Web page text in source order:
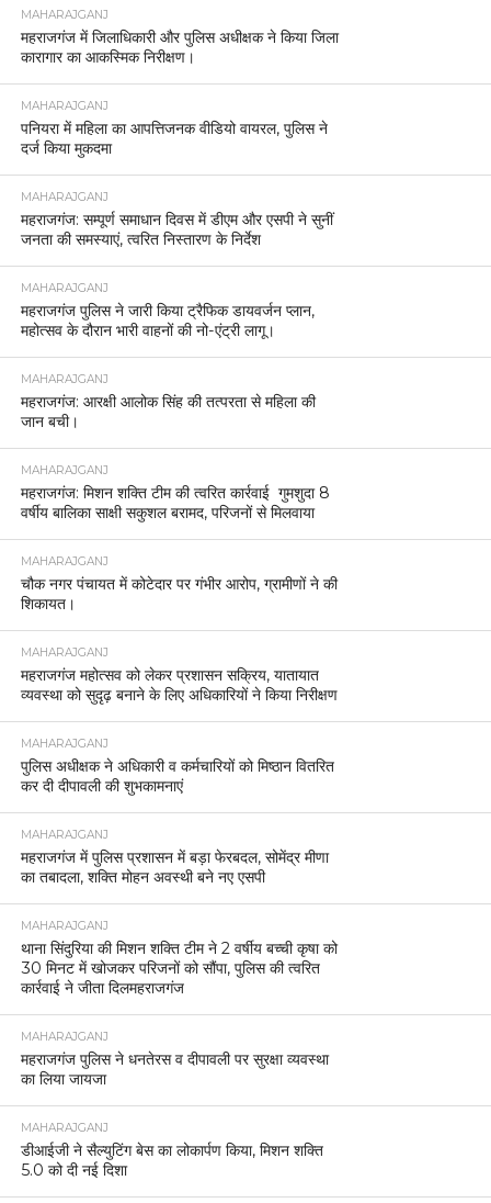
MAHARAJGANJ
महराजगंज में जिलाधिकारी और पुलिस अधीक्षक ने किया जिला
कारागार का आकस्मिक निरीक्षण।
MAHARAJGANJ
पनियरा में महिला का आपत्तिजनक वीडियो वायरल, पुलिस ने
दर्ज किया मुकदमा
MAHARAJGANJ
महराजगंज: सम्पूर्ण समाधान दिवस में डीएम और एसपी ने सुनीं
जनता की समस्याएं, त्वरित निस्तारण के निर्देश
MAHARAJGANJ
महराजगंज पुलिस ने जारी किया ट्रैफिक डायवर्जन प्लान,
महोत्सव के दौरान भारी वाहनों की नो-एंट्री लागू।
MAHARAJGANJ
महराजगंज: आरक्षी आलोक सिंह की तत्परता से महिला की
जान बची।
MAHARAJGANJ
महराजगंज: मिशन शक्ति टीम की त्वरित कार्रवाई गुमशुदा 8
वर्षीय बालिका साक्षी सकुशल बरामद, परिजनों से मिलवाया
MAHARAJGANJ
चौक नगर पंचायत में कोटेदार पर गंभीर आरोप, ग्रामीणों ने की
शिकायत।
MAHARAJGANJ
महराजगंज महोत्सव को लेकर प्रशासन सक्रिय, यातायात
व्यवस्था को सुदृढ़ बनाने के लिए अधिकारियों ने किया निरीक्षण
MAHARAJGANJ
पुलिस अधीक्षक ने अधिकारी व कर्मचारियों को मिष्ठान वितरित
कर दी दीपावली की शुभकामनाएं
MAHARAJGANJ
महराजगंज में पुलिस प्रशासन में बड़ा फेरबदल, सोमेंद्र मीणा
का तबादला, शक्ति मोहन अवस्थी बने नए एसपी
MAHARAJGANJ
थाना सिंदुरिया की मिशन शक्ति टीम ने 2 वर्षीय बच्ची कृषा को
30 मिनट में खोजकर परिजनों को सौंपा, पुलिस की त्वरित
कार्रवाई ने जीता दिलमहराजगंज
MAHARAJGANJ
महराजगंज पुलिस ने धनतेरस व दीपावली पर सुरक्षा व्यवस्था
का लिया जायजा
MAHARAJGANJ
डीआईजी ने सैल्युटिंग बेस का लोकार्पण किया, मिशन शक्ति
5.0 को दी नई दिशा